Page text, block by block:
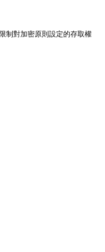
對加密原則設定的存取權
關權限適當指派給使用者:
碼加密設定,此設定允許對加
授權的存取。